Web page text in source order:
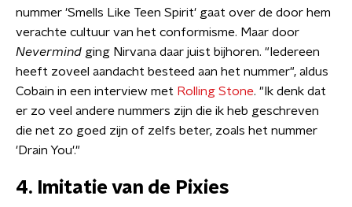
nummer 'Smells Like Teen Spirit' gaat over de door hem
verachte cultuur van het conformisme. Maar door
Nevermind ging Nirvana daar juist bijhoren. "Iedereen
heeft zoveel aandacht besteed aan het nummer", aldus
Cobain in een interview met Rolling Stone. "Ik denk dat
er zo veel andere nummers zijn die ik heb geschreven
die net zo goed zijn of zelfs beter, zoals het nummer
'Drain You'."
4. Imitatie van de Pixies